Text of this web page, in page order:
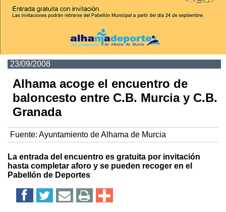
23/09/2008
Alhama acoge el encuentro de
baloncesto entre C.B. Murcia y C.B.
Granada
Fuente: Ayuntamiento de Alhama de Murcia
La entrada del encuentro es gratuita por invitación
hasta completar aforo y se pueden recoger en el
Pabellón de Deportes